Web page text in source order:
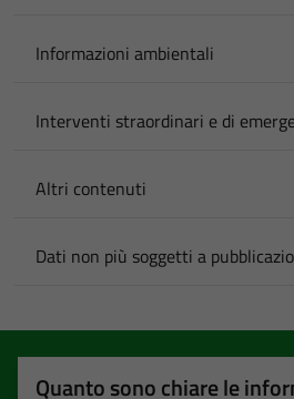
Informazioni ambientali
Interventi straordinari e di
Altri contenuti
Dati non più soggetti a
Quanto sono chiare le